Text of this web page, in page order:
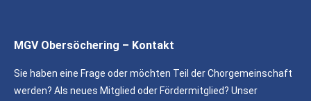
MGV Obersöchering – Kontakt
Sie haben eine Frage oder möchten Teil der Chorgemeinschaft
werden? Als neues Mitglied oder Fördermitglied? Unser